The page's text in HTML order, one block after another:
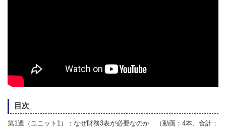
目次
第1週（ユニット1）：なぜ財務3表が必要なのか （動画：4本、合計：